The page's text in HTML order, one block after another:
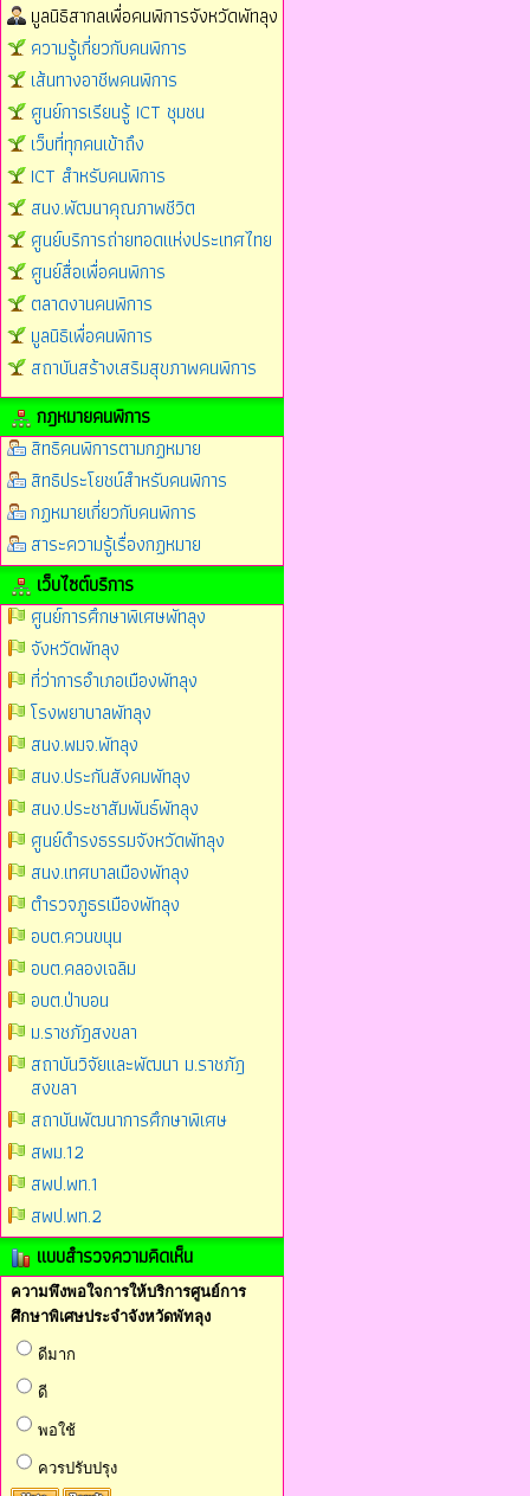
มูลนิธิสากลเพื่อคนพิการจังหวัดพัทลุง
ความรู้เกี่ยวกับคนพิการ
เส้นทางอาชีพคนพิการ
ศูนย์การเรียนรู้ ICT ชุมชน
เว็บที่ทุกคนเข้าถึง
ICT สำหรับคนพิการ
สนง.พัฒนาคุณภาพชีวิต
ศูนย์บริการถ่ายทอดแห่งประเทศไทย
ศูนย์สื่อเพื่อคนพิการ
ตลาดงานคนพิการ
มูลนิธิเพื่อคนพิการ
สถาบันสร้างเสริมสุขภาพคนพิการ
กฎหมายคนพิการ
สิทธิคนพิการตามกฏหมาย
สิทธิประโยชน์สำหรับคนพิการ
กฏหมายเกี่ยวกับคนพิการ
สาระความรู้เรื่องกฏหมาย
เว็บไซต์บริการ
ศูนย์การศึกษาพิเศษพัทลุง
จังหวัดพัทลุง
ที่ว่าการอำเภอเมืองพัทลุง
โรงพยาบาลพัทลุง
สนง.พมจ.พัทลุง
สนง.ประกันสังคมพัทลุง
สนง.ประชาสัมพันธ์พัทลุง
ศูนย์ดำรงธรรมจังหวัดพัทลุง
สนง.เทศบาลเมืองพัทลุง
ตำรวจภูธรเมืองพัทลุง
อบต.ควนขนุน
อบต.คลองเฉลิม
อบต.ป่าบอน
ม.ราชภัฎสงขลา
สถาบันวิจัยและพัฒนา ม.ราชภัฎ
สงขลา
สถาบันพัฒนาการศึกษาพิเศษ
สพม.12
สพป.พท.1
สพป.พท.2
แบบสำรวจความคิดเห็น
ความพึงพอใจการให้บริการศูนย์การ
ศึกษาพิเศษประจำจังหวัดพัทลุง
ดีมาก
ดี
พอใช้
ควรปรับปรุง